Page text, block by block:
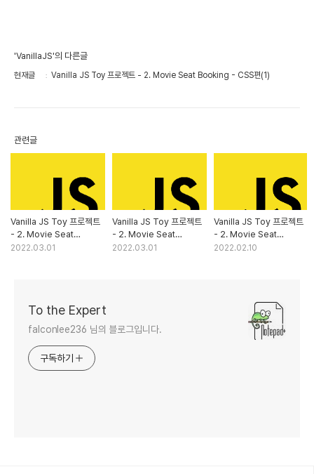
'VanillaJS'의 다른글
현재글 Vanilla JS Toy 프로젝트 - 2. Movie Seat Booking - CSS편(1)
관련글
Vanilla JS Toy 프로젝트
- 2. Movie Seat
Booking (javascript편)
2022.03.01
Vanilla JS Toy 프로젝트
- 2. Movie Seat
Booking - CSS편(2)
2022.03.01
Vanilla JS Toy 프로젝트
- 2. Movie Seat
Booking (html편)
2022.02.10
To the Expert
falconlee236 님의 블로그입니다.
구독하기